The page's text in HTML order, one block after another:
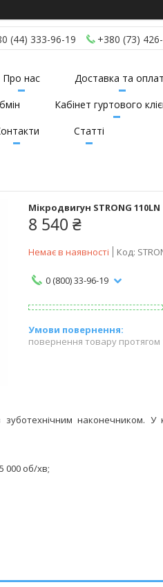
(44) 333-96-19 +380 (73)
Про нас
Доставка та
Кабінет гуртового
Статті
Мікродвигун STRONG 110LN
8 540 ₴
Немає в наявності Код:
0 (800) 33-96-19
повернення товару протягом
наконечником. У
5 000 об/хв;